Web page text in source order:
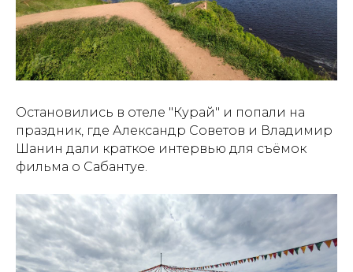
Остановились в отеле "Курай" и попали на
праздник, где Александр Советов и Владимир
Шанин дали краткое интервью для съёмок
фильма о Сабантуе.